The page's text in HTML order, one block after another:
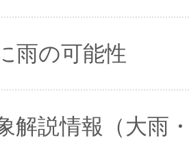
雨の可能性
解説情報（大雨